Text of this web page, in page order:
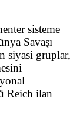
sisteme
Savaşı
siyasi gruplar,
Reich ilan